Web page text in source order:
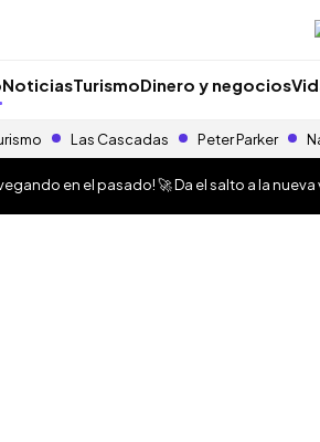
NoticiasTurismoDinero y negocios
Las Cascadas Peter Parker
en el pasado! 🚀 Da el salto a la